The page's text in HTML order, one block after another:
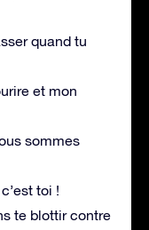
quand tu
et mon
sommes
toi !
te blottir contre